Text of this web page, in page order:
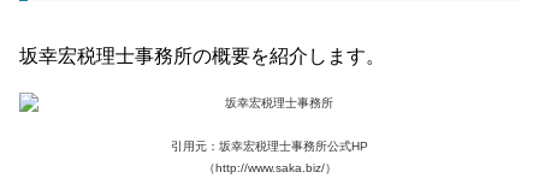
坂幸宏税理士事務所の概要を紹介します。
引用元：坂幸宏税理士事務所公式HP
（http://www.saka.biz/）